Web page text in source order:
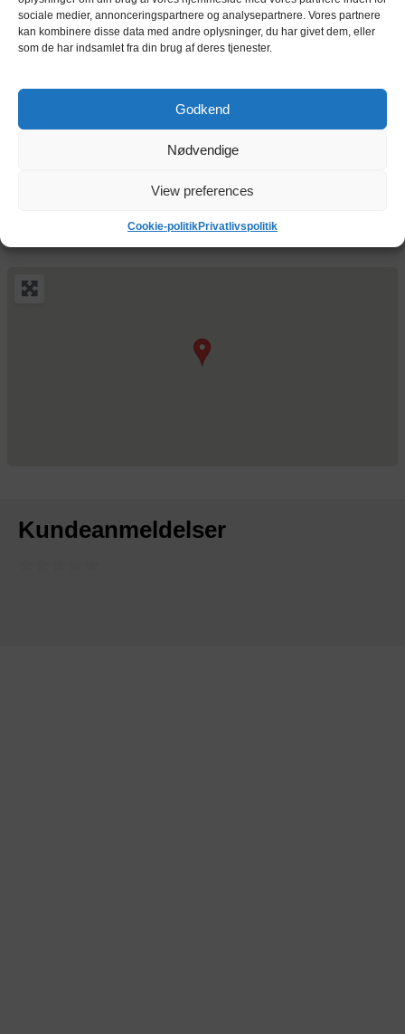
sociale medier, annonceringspartnere og analysepartnere. Vores partnere
kan kombinere disse data med andre oplysninger, du har givet dem, eller
som de har indsamlet fra din brug af deres tjenester.
Godkend
Nødvendige
View preferences
Cookie-politikPrivatlivspolitik
9,4 m²depotrum
Indendørs depotrum på 9,4 m² / 25,4 m³
1034 kr.
Indendørs depotrum på 9,5 m² / 25,7 m³
Kundeanmeldelser